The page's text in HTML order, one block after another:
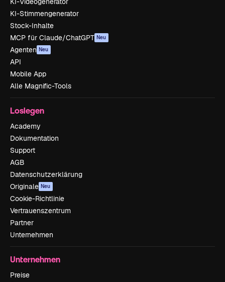
KI-Stimmengenerator
Stock-Inhalte
MCP für Claude/ChatGPT Neu
Agenten Neu
API
Mobile App
Alle Magnific-Tools
Loslegen
Academy
Dokumentation
Support
AGB
Datenschutzerklärung
Originale Neu
Cookie-Richtlinie
Vertrauenszentrum
Partner
Unternehmen
Unternehmen
Preise